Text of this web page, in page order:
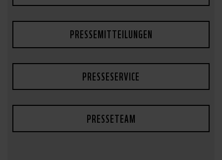
PRESSEMITTEILUNGEN
PRESSESERVICE
PRESSETEAM